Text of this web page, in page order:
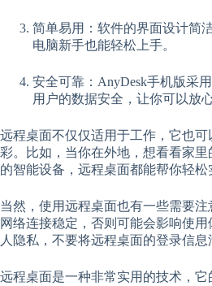
简单易用：软件的界面设计简
电脑新手也能轻松上手。
安全可靠：AnyDesk手机版采
用户的数据安全，让你可以放心
远程桌面不仅仅适用于工作，它也
彩。比如，当你在外地，想看看家
的智能设备，远程桌面都能帮你轻松
当然，使用远程桌面也有一些需要
网络连接稳定，否则可能会影响使
人隐私，不要将远程桌面的登录信息
远程桌面是一种非常实用的技术，